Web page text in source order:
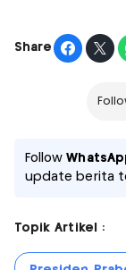
Share
Follow
update berita
Topik Artikel :